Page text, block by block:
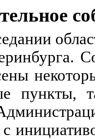
пункты,